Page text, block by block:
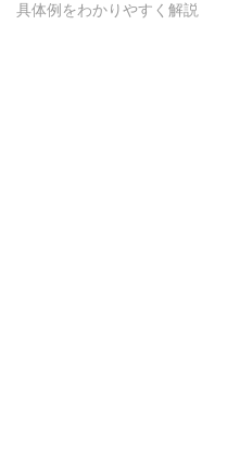
具体例をわかりやすく解説